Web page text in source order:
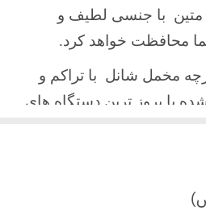
متین با جنسی لطیف و
محافظت خواهد کرد.
مخمل شانل با تراکم و
با بروز ترین دستگاه های
کش باکیفیت دوخته‌شده